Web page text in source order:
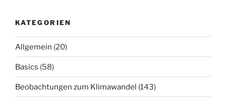
KATEGORIEN
Allgemein (20)
Basics (58)
Beobachtungen zum Klimawandel (143)